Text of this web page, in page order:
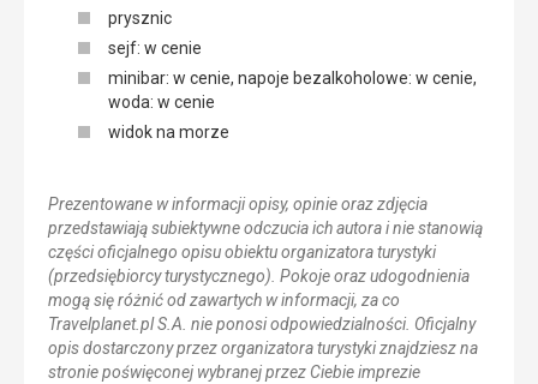
prysznic
sejf: w cenie
minibar: w cenie, napoje bezalkoholowe: w cenie,
woda: w cenie
widok na morze
Prezentowane w informacji opisy, opinie oraz zdjęcia
przedstawiają subiektywne odczucia ich autora i nie stanowią
części oficjalnego opisu obiektu organizatora turystyki
(przedsiębiorcy turystycznego). Pokoje oraz udogodnienia
mogą się różnić od zawartych w informacji, za co
Travelplanet.pl S.A. nie ponosi odpowiedzialności. Oficjalny
opis dostarczony przez organizatora turystyki znajdziesz na
stronie poświęconej wybranej przez Ciebie imprezie